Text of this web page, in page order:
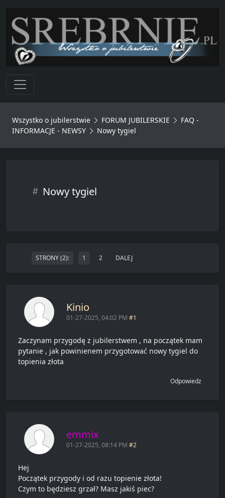
Toggle navigation
Wszystko o jubilerstwie FORUM JUBILERSKIE
FAQ -
INFORMACJE - NEWSY
Nowy tygiel
Nowy tygiel
STRONY (2): 1 2 DALEJ
Kinio
01-27-2025, 04:02 PM #1
Zaczynam przygodę z jubilerstwem , na początek mam
pytanie , jak powinienem przygotować nowy tygiel do
topienia złota
Odpowiedz
emmix
01-27-2025, 08:14 PM #2
Hej
Początek przygody i od razu topienie złota!
Czym to będziesz grzał? Masz jakiś piec?